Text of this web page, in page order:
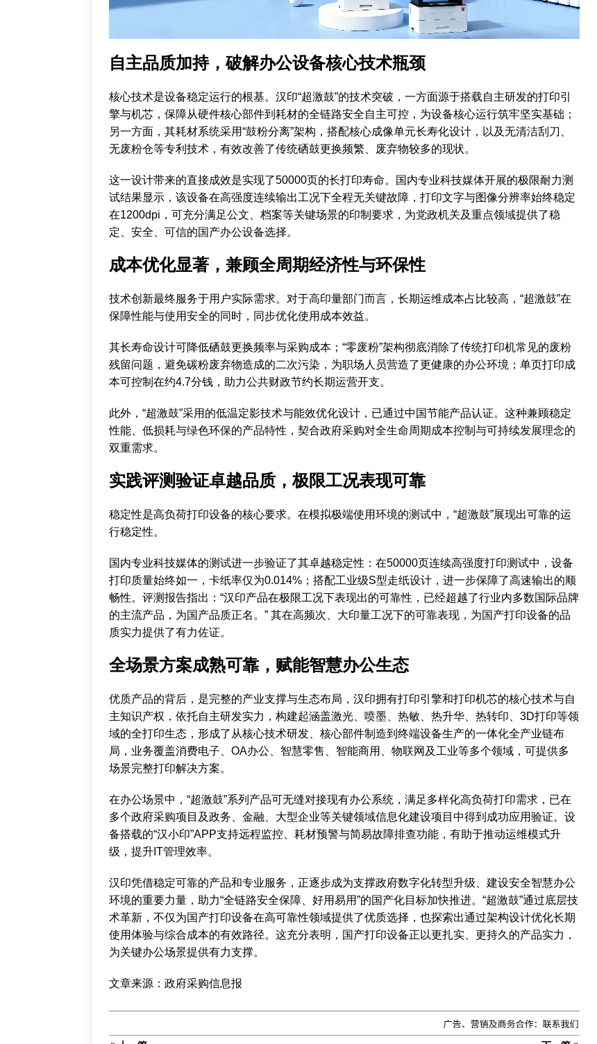
自主品质加持，破解办公设备核心技术瓶颈
核心技术是设备稳定运行的根基。汉印“超激鼓”的技术突破，一方面源于搭载自主研发的打印引
擎与机芯，保障从硬件核心部件到耗材的全链路安全自主可控，为设备核心运行筑牢坚实基础；
另一方面，其耗材系统采用“鼓粉分离”架构，搭配核心成像单元长寿化设计，以及无清洁刮刀、
无废粉仓等专利技术，有效改善了传统硒鼓更换频繁、废弃物较多的现状。
这一设计带来的直接成效是实现了50000页的长打印寿命。国内专业科技媒体开展的极限耐力测
试结果显示，该设备在高强度连续输出工况下全程无关键故障，打印文字与图像分辨率始终稳定
在1200dpi，可充分满足公文、档案等关键场景的印制要求，为党政机关及重点领域提供了稳
定、安全、可信的国产办公设备选择。
成本优化显著，兼顾全周期经济性与环保性
技术创新最终服务于用户实际需求。对于高印量部门而言，长期运维成本占比较高，“超激鼓”在
保障性能与使用安全的同时，同步优化使用成本效益。
其长寿命设计可降低硒鼓更换频率与采购成本；“零废粉”架构彻底消除了传统打印机常见的废粉
残留问题，避免碳粉废弃物造成的二次污染，为职场人员营造了更健康的办公环境；单页打印成
本可控制在约4.7分钱，助力公共财政节约长期运营开支。
此外，“超激鼓”采用的低温定影技术与能效优化设计，已通过中国节能产品认证。这种兼顾稳定
性能、低损耗与绿色环保的产品特性，契合政府采购对全生命周期成本控制与可持续发展理念的
双重需求。
实践评测验证卓越品质，极限工况表现可靠
稳定性是高负荷打印设备的核心要求。在模拟极端使用环境的测试中，“超激鼓”展现出可靠的运
行稳定性。
国内专业科技媒体的测试进一步验证了其卓越稳定性：在50000页连续高强度打印测试中，设备
打印质量始终如一，卡纸率仅为0.014%；搭配工业级S型走纸设计，进一步保障了高速输出的顺
畅性。评测报告指出：“汉印产品在极限工况下表现出的可靠性，已经超越了行业内多数国际品牌
的主流产品，为国产品质正名。” 其在高频次、大印量工况下的可靠表现，为国产打印设备的品
质实力提供了有力佐证。
全场景方案成熟可靠，赋能智慧办公生态
优质产品的背后，是完整的产业支撑与生态布局，汉印拥有打印引擎和打印机芯的核心技术与自
主知识产权，依托自主研发实力，构建起涵盖激光、喷墨、热敏、热升华、热转印、3D打印等领
域的全打印生态，形成了从核心技术研发、核心部件制造到终端设备生产的一体化全产业链布
局，业务覆盖消费电子、OA办公、智慧零售、智能商用、物联网及工业等多个领域，可提供多
场景完整打印解决方案。
在办公场景中，“超激鼓”系列产品可无缝对接现有办公系统，满足多样化高负荷打印需求，已在
多个政府采购项目及政务、金融、大型企业等关键领域信息化建设项目中得到成功应用验证。设
备搭载的“汉小印”APP支持远程监控、耗材预警与简易故障排查功能，有助于推动运维模式升
级，提升IT管理效率。
汉印凭借稳定可靠的产品和专业服务，正逐步成为支撑政府数字化转型升级、建设安全智慧办公
环境的重要力量，助力“全链路安全保障、好用易用”的国产化目标加快推进。“超激鼓”通过底层技
术革新，不仅为国产打印设备在高可靠性领域提供了优质选择，也探索出通过架构设计优化长期
使用体验与综合成本的有效路径。这充分表明，国产打印设备正以更扎实、更持久的产品实力，
为关键办公场景提供有力支撑。
文章来源：政府采购信息报